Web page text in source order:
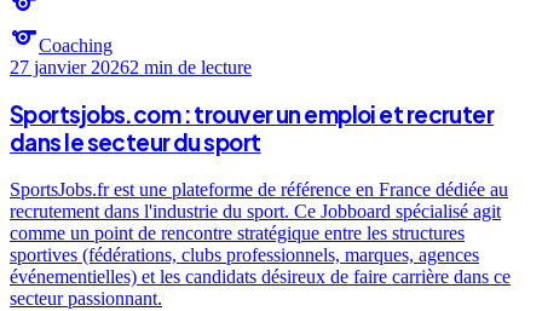
sportsCoaching
27 janvier 20262 min de lecture
Sportsjobs.com : trouver un emploi et recruter
dans le secteur du sport
SportsJobs.fr est une plateforme de référence en France dédiée au
recrutement dans l'industrie du sport. Ce Jobboard spécialisé agit
comme un point de rencontre stratégique entre les structures
sportives (fédérations, clubs professionnels, marques, agences
événementielles) et les candidats désireux de faire carrière dans ce
secteur passionnant.